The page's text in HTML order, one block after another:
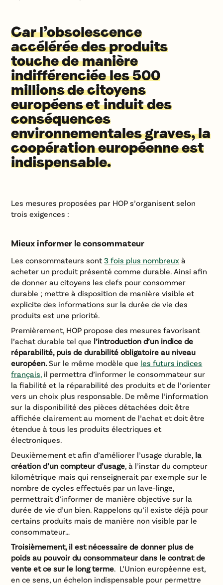
Car l’obsolescence
accélérée des produits
touche de manière
indifférenciée les 500
millions de citoyens
européens et induit des
conséquences
environnementales graves, la
coopération européenne est
indispensable.
Les mesures proposées par HOP s’organisent selon
trois exigences :
Mieux informer le consommateur
Les consommateurs sont3 fois plus nombreux à
acheter un produit présenté comme durable. Ainsi afin
de donner au citoyens les clefs pour consommer
durable ; mettre à disposition de manière visible et
explicite des informations sur la durée de vie des
produits est une priorité.
Premièrement, HOP propose des mesures favorisant
l’achat durable tel que l’introduction d’un indice de
réparabilité, puis de durabilité obligatoire au niveau
européen.Sur le même modèle que les futurs indices
français, il permettra d’informer le consommateur sur
la fiabilité et la réparabilité des produits et de l’orienter
vers un choix plus responsable. De même l’information
sur la disponibilité des pièces détachées doit être
affichée clairement au moment de l’achat et doit être
étendue à tous les produits électriques et
électroniques.
Deuxièmement et afin d’améliorer l’usage durable, la
création d’un compteur d’usage, à l’instar du compteur
kilométrique mais qui renseignerait par exemple sur le
nombre de cycles effectués par un lave-linge,
permettrait d’informer de manière objective sur la
durée de vie d’un bien. Rappelons qu’il existe déjà pour
certains produits mais de manière non visible par le
consommateur…
Troisièmement, il est nécessaire de donner plus de
poids au pouvoir du consommateur dans le contrat de
vente et ce sur le long terme. L’Union européenne est,
en ce sens, un échelon indispensable pour permettre